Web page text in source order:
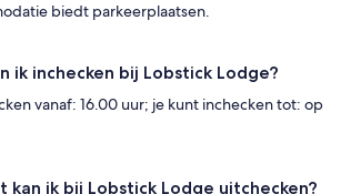
biedt parkeerplaatsen.
ik inchecken bij Lobstick Lodge?
vanaf: 16.00 uur; je kunt inchecken tot: op
kan ik bij Lobstick Lodge uitchecken?